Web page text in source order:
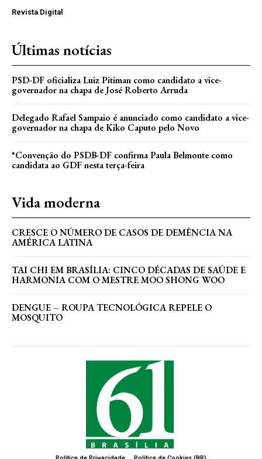
Revista Digital
Últimas notícias
PSD-DF oficializa Luiz Pitiman como candidato a vice-
governador na chapa de José Roberto Arruda
Delegado Rafael Sampaio é anunciado como candidato a vice-
governador na chapa de Kiko Caputo pelo Novo
*Convenção do PSDB-DF confirma Paula Belmonte como
candidata ao GDF nesta terça-feira
Vida moderna
CRESCE O NÚMERO DE CASOS DE DEMÊNCIA NA
AMÉRICA LATINA
TAI CHI EM BRASÍLIA: CINCO DÉCADAS DE SAÚDE E
HARMONIA COM O MESTRE MOO SHONG WOO
DENGUE – ROUPA TECNOLÓGICA REPELE O
MOSQUITO